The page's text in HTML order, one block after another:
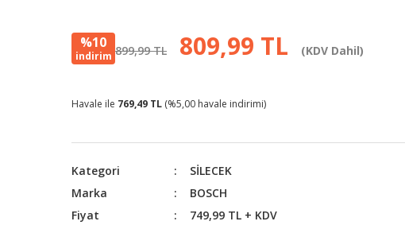
%10
indirim 899,99 TL 809,99 TL (KDV Dahil)
Havale ile 769,49 TL (%5,00 havale indirimi)
Kategori
SİLECEK
Marka
BOSCH
Fiyat
749,99 TL + KDV